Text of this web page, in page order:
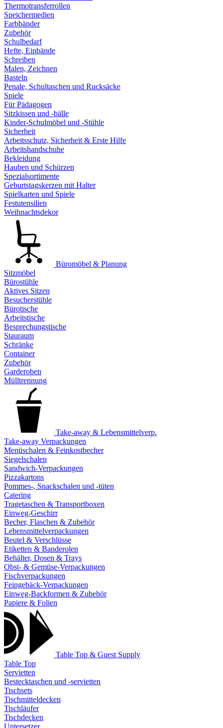
Thermotransferrollen
Speichermedien
Farbbänder
Zubehör
Schulbedarf
Hefte, Einbände
Schreiben
Malen, Zeichnen
Basteln
Penale, Schultaschen und Rucksäcke
Spiele
Für Pädagogen
Sitzkissen und -bälle
Kinder-Schulmöbel und -Stühle
Sicherheit
Arbeitsschutz, Sicherheit & Erste Hilfe
Arbeitshandschuhe
Bekleidung
Hauben und Schürzen
Spezialsortimente
Geburtstagskerzen mit Halter
Spielkarten und Spiele
Festutensilien
Weihnachtsdekor
Büromöbel & Planung
Sitzmöbel
Bürostühle
Aktives Sitzen
Besucherstühle
Bürotische
Arbeitstische
Besprechungstische
Stauraum
Schränke
Container
Zubehör
Garderoben
Mülltrennung
Take-away & Lebensmittelverp.
Take-away Verpackungen
Menüschalen & Feinkostbecher
Siegelschalen
Sandwich-Verpackungen
Pizzakartons
Pommes-, Snackschalen und -tüten
Catering
Tragetaschen & Transportboxen
Einweg-Geschirr
Becher, Flaschen & Zubehör
Lebensmittelverpackungen
Beutel & Verschlüsse
Etiketten & Banderolen
Behälter, Dosen & Trays
Obst- & Gemüse-Verpackungen
Fischverpackungen
Feingebäck-Verpackungen
Einweg-Backformen & Zubehör
Papiere & Folien
Table Top & Guest Supply
Table Top
Servietten
Bestecktaschen und -servietten
Tischsets
Tischmitteldecken
Tischläufer
Tischdecken